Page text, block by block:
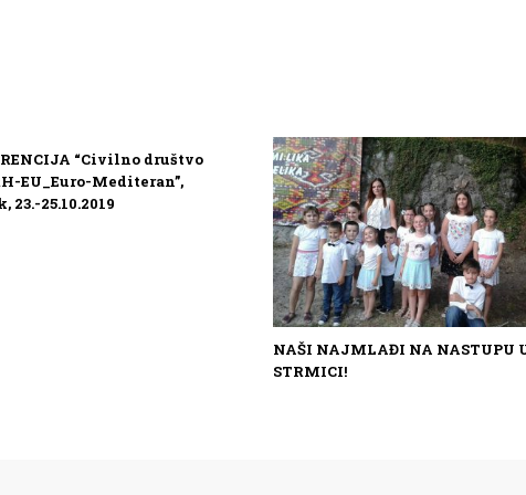
“Civilno društvo
EU_Euro-Mediteran”,
23.-25.10.2019
NAŠI NAJMLAĐI NA NASTUPU
STRMICI!